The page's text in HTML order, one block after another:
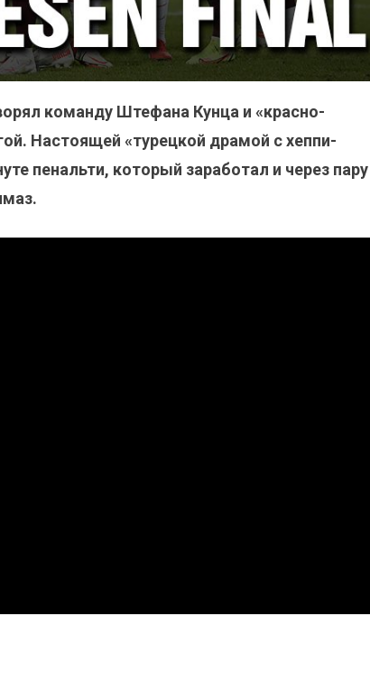
команду Штефана Кунца и «красно-
Настоящей «турецкой драмой с хеппи-
пенальти, который заработал и через пару